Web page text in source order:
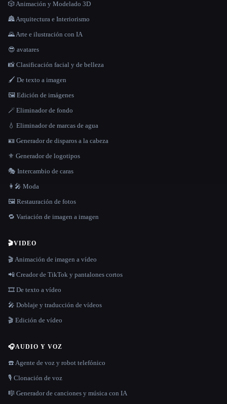
🎲 Animación y Modelado 3D
🏯 Arquitectura e Interiorismo
🌄 Arte e ilustración con IA
😎 avatares
📸 Clasificación facial y de belleza
🖌️ De texto a imagen
🖼️ Edición de imágenes
🪄 Eliminador de fondo
💧 Eliminador de marcas de agua
🪪 Generador de disparos a la cabeza
⚜️ Generador de logotipos
🎭 Intercambio de caras
👩‍🎤 Moda
🖼️ Restauración de fotos
🔁 Variación de imagen a imagen
🎬VIDEO
🎬 Animación de imagen a vídeo
📲 Creador de TikTok y pantalones cortos
🎞️ De texto a vídeo
🎤 Doblaje y traducción de vídeos
🎬 Edición de vídeo
🎧AUDIO Y VOZ
☎️ Agente de voz y robot telefónico
🎙️ Clonación de voz
🎼 Generador de canciones y música con IA